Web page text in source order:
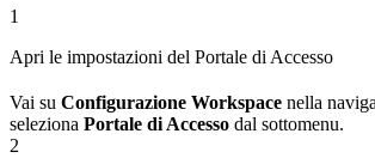
1
Apri le impostazioni del Portale di Accesso
Vai su Configurazione Workspace nella
seleziona Portale di Accesso dal sottomenu.
2